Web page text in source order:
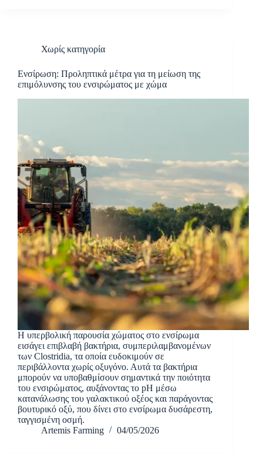
Χωρίς κατηγορία
Ενσίρωση: Προληπτικά μέτρα για τη μείωση της
επιμόλυνσης του ενσιρώματος με χώμα
Η υπερβολική παρουσία χώματος στο ενσίρωμα
εισάγει επιβλαβή βακτήρια, συμπεριλαμβανομένων
των Clostridia, τα οποία ευδοκιμούν σε
περιβάλλοντα χωρίς οξυγόνο. Αυτά τα βακτήρια
μπορούν να υποβαθμίσουν σημαντικά την ποιότητα
του ενσιρώματος, αυξάνοντας το pH μέσω
κατανάλωσης του γαλακτικού οξέος και παράγοντας
βουτυρικό οξύ, που δίνει στο ενσίρωμα δυσάρεστη,
ταγγισμένη οσμή.
Artemis Farming
04/05/2026